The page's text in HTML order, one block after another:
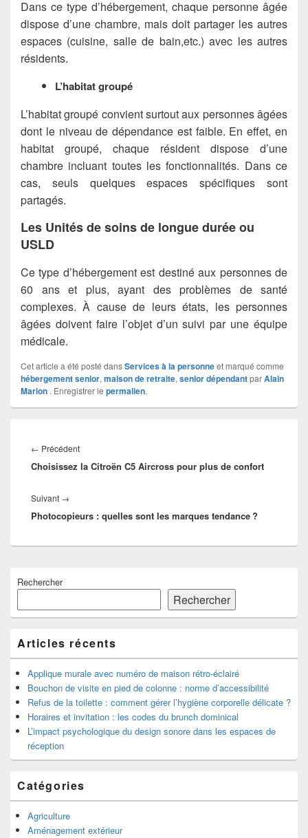
Dans ce type d’hébergement, chaque personne âgée
dispose d’une chambre, mais doit partager les autres
espaces (cuisine, salle de bain,etc.) avec les autres
résidents.
L’habitat groupé
L’habitat groupé convient surtout aux personnes âgées
dont le niveau de dépendance est faible. En effet, en
habitat groupé, chaque résident dispose d’une
chambre incluant toutes les fonctionnalités. Dans ce
cas, seuls quelques espaces spécifiques sont
partagés.
Les Unités de soins de longue durée ou
USLD
Ce type d’hébergement est destiné aux personnes de
60 ans et plus, ayant des problèmes de santé
complexes. À cause de leurs états, les personnes
âgées doivent faire l’objet d’un suivi par une équipe
médicale.
Cet article a été posté dansServices à la personneet marqué comme
hébergement senior, maison de retraite, senior dépendantparAlain
Marion . Enregistrer le permalien.
de
l’article
← PrécédentArticle
précédent :
Choisissez la Citroën C5 Aircross pour plus de confort
Suivant →
suivant :
Photocopieurs : quelles sont les marques tendance ?
principale
widget
pour
barre
latérale
Rechercher
Rechercher
Articles récents
Applique murale avec numéro de maison rétro-éclairé
Bouchon de visite en pied de colonne : norme d’accessibilité
Refus de la toilette : comment gérer l’hygiène corporelle délicate ?
Horaires et invitation : les codes du brunch dominical
L’impact psychologique du design sonore dans les espaces de
réception
Catégories
Agriculture
Aménagement extérieur